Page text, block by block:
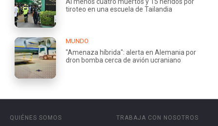
tiroteo en una escuela de Tailandia
MUNDO
"Amenaza híbrida": alerta en Alemania por
dron bomba cerca de avión ucraniano
QUIÉNES SOMOS
TRABAJA CON NOSOTROS